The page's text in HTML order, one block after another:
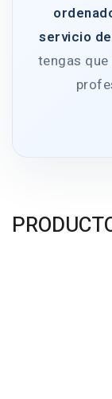
servicio
tengas